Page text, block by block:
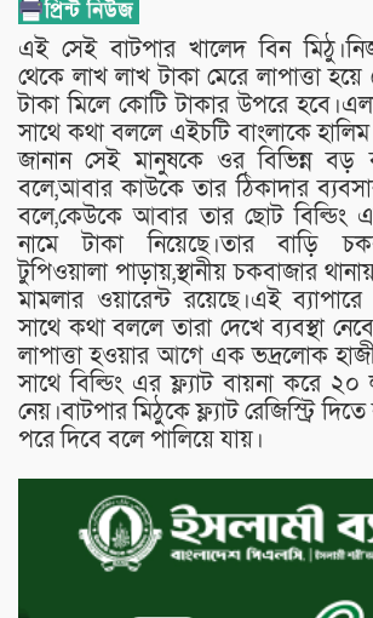
এই সেই বাটপার খালেদ বিন
থেকে লাখ লাখ টাকা মেরে লাপাত্তা
টাকা মিলে কোটি টাকার উপরে
সাথে কথা বললে এইচটি বাংলাকে
জানান সেই মানুষকে ওর বিভিন্ন
বলে,আবার কাউকে তার ঠিকাদার
বলে,কেউকে আবার তার ছোট বিল্ডিং
নামে টাকা নিয়েছে।তার বাড়ি
টুপিওয়ালা পাড়ায়,স্থানীয় চকবাজার
মামলার ওয়ারেন্ট রয়েছে।এই ব্যাপারে
সাথে কথা বললে তারা দেখে ব্যবস্থা
লাপাত্তা হওয়ার আগে এক ভদ্রলোক
সাথে বিল্ডিং এর ফ্ল্যাট বায়না করে ২০
নেয়।বাটপার মিঠুকে ফ্ল্যাট রেজিস্ট্রি
পরে দিবে বলে পালিয়ে যায়।